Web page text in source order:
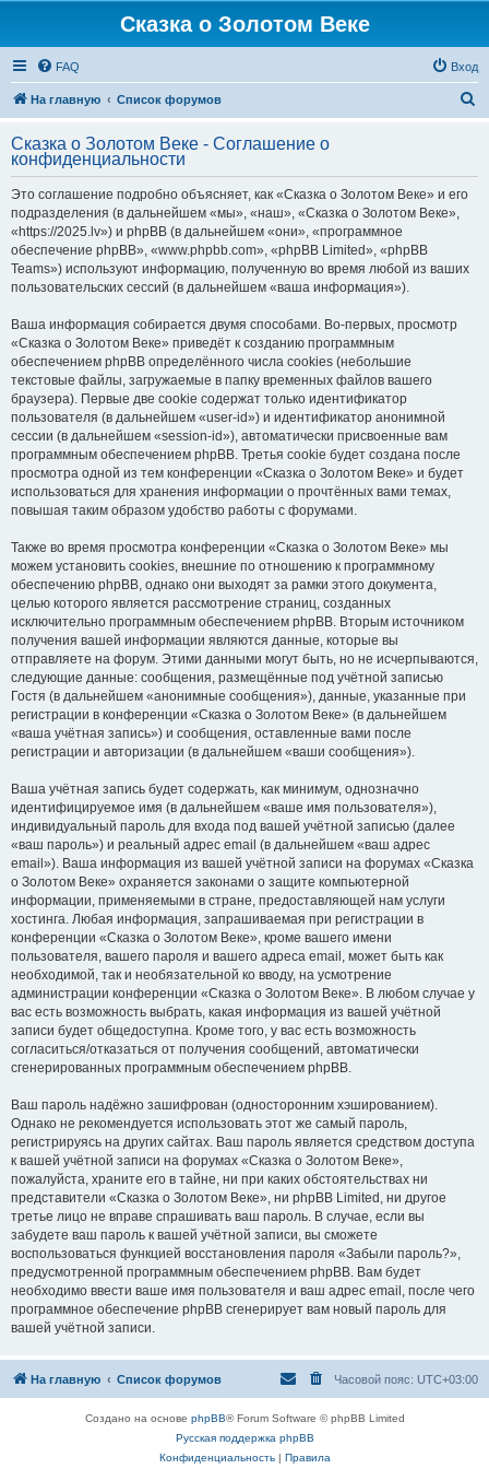
Сказка о Золотом Веке
FAQ Вход
На главную Список форумов
с
Сказка о Золотом Веке - Соглашение о
конфиденциальности
Это соглашение подробно объясняет, как «Сказка о Золотом Веке» и его
подразделения (в дальнейшем «мы», «наш», «Сказка о Золотом Веке»,
«https://2025.lv») и phpBB (в дальнейшем «они», «программное
обеспечение phpBB», «www.phpbb.com», «phpBB Limited», «phpBB
Teams») используют информацию, полученную во время любой из ваших
пользовательских сессий (в дальнейшем «ваша информация»).
Ваша информация собирается двумя способами. Во-первых, просмотр
«Сказка о Золотом Веке» приведёт к созданию программным
обеспечением phpBB определённого числа cookies (небольшие
текстовые файлы, загружаемые в папку временных файлов вашего
браузера). Первые две cookie содержат только идентификатор
пользователя (в дальнейшем «user-id») и идентификатор анонимной
сессии (в дальнейшем «session-id»), автоматически присвоенные вам
программным обеспечением phpBB. Третья cookie будет создана после
просмотра одной из тем конференции «Сказка о Золотом Веке» и будет
использоваться для хранения информации о прочтённых вами темах,
повышая таким образом удобство работы с форумами.
Также во время просмотра конференции «Сказка о Золотом Веке» мы
можем установить cookies, внешние по отношению к программному
обеспечению phpBB, однако они выходят за рамки этого документа,
целью которого является рассмотрение страниц, созданных
исключительно программным обеспечением phpBB. Вторым источником
получения вашей информации являются данные, которые вы
отправляете на форум. Этими данными могут быть, но не исчерпываются,
следующие данные: сообщения, размещённые под учётной записью
Гостя (в дальнейшем «анонимные сообщения»), данные, указанные при
регистрации в конференции «Сказка о Золотом Веке» (в дальнейшем
«ваша учётная запись») и сообщения, оставленные вами после
регистрации и авторизации (в дальнейшем «ваши сообщения»).
Ваша учётная запись будет содержать, как минимум, однозначно
идентифицируемое имя (в дальнейшем «ваше имя пользователя»),
индивидуальный пароль для входа под вашей учётной записью (далее
«ваш пароль») и реальный адрес email (в дальнейшем «ваш адрес
email»). Ваша информация из вашей учётной записи на форумах «Сказка
о Золотом Веке» охраняется законами о защите компьютерной
информации, применяемыми в стране, предоставляющей нам услуги
хостинга. Любая информация, запрашиваемая при регистрации в
конференции «Сказка о Золотом Веке», кроме вашего имени
пользователя, вашего пароля и вашего адреса email, может быть как
необходимой, так и необязательной ко вводу, на усмотрение
администрации конференции «Сказка о Золотом Веке». В любом случае у
вас есть возможность выбрать, какая информация из вашей учётной
записи будет общедоступна. Кроме того, у вас есть возможность
согласиться/отказаться от получения сообщений, автоматически
сгенерированных программным обеспечением phpBB.
Ваш пароль надёжно зашифрован (односторонним хэшированием).
Однако не рекомендуется использовать этот же самый пароль,
регистрируясь на других сайтах. Ваш пароль является средством доступа
к вашей учётной записи на форумах «Сказка о Золотом Веке»,
пожалуйста, храните его в тайне, ни при каких обстоятельствах ни
представители «Сказка о Золотом Веке», ни phpBB Limited, ни другое
третье лицо не вправе спрашивать ваш пароль. В случае, если вы
забудете ваш пароль к вашей учётной записи, вы сможете
воспользоваться функцией восстановления пароля «Забыли пароль?»,
предусмотренной программным обеспечением phpBB. Вам будет
необходимо ввести ваше имя пользователя и ваш адрес email, после чего
программное обеспечение phpBB сгенерирует вам новый пароль для
вашей учётной записи.
На главную Список форумов Часовой пояс: UTC+03:00
Создано на основе phpBB® Forum Software © phpBB Limited
Русская поддержка phpBB
Конфиденциальность| Правила